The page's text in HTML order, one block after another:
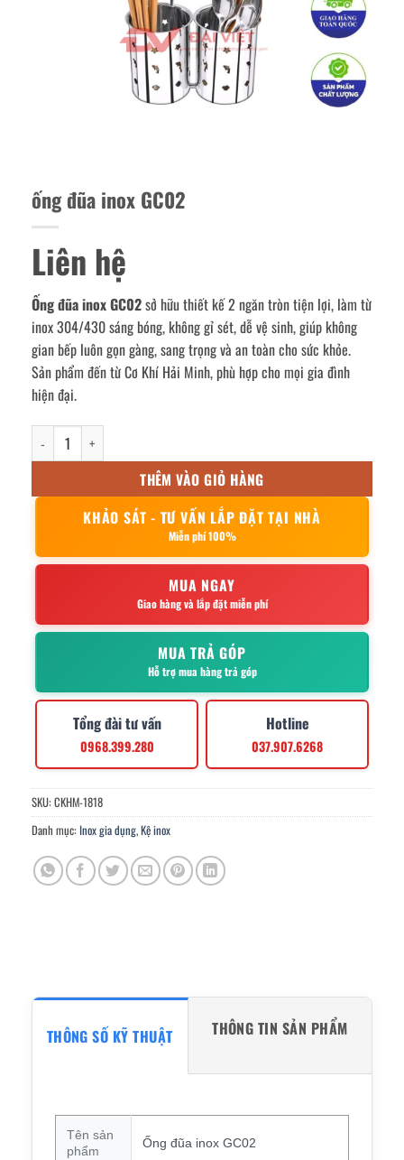
ống đũa inox GC02
Liên hệ
Ống đũa inox GC02sở hữu thiết kế 2 ngăn tròn tiện lợi, làm từ
inox 304/430 sáng bóng, không gỉ sét, dễ vệ sinh, giúp không
gian bếp luôn gọn gàng, sang trọng và an toàn cho sức khỏe.
Sản phẩm đến từ Cơ Khí Hải Minh, phù hợp cho mọi gia đình
hiện đại.
ống đũa inox GC02 số lượng
THÊM VÀO GIỎ HÀNG
KHẢO SÁT - TƯ VẤN LẮP ĐẶT TẠI NHÀ
Miễn phí 100%
MUA NGAY
Giao hàng và lắp đặt miễn phí
MUA TRẢ GÓP
Hỗ trợ mua hàng trả góp
Tổng đài tư vấn
0968.399.280
Hotline
037.907.6268
SKU: CKHM-1818
Danh mục: Inox gia dụng,Kệ inox
THÔNG SỐ KỸ THUẬT THÔNG TIN SẢN PHẨM
Tên sản
phẩm
Ống đũa inox GC02